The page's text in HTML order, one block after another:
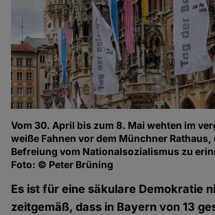
Vom 30. April bis zum 8. Mai wehten im
weiße Fahnen vor dem Münchner Rathaus,
Befreiung vom Nationalsozialismus zu
Foto: © Peter Brüning
Es ist für eine säkulare Demokratie
zeitgemäß, dass in Bayern von 13